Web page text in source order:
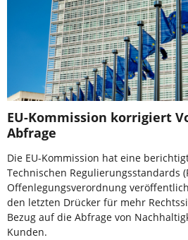
EU-Kommission korrigiert
Abfrage
Die EU-Kommission hat eine
Technischen Regulierungsstandards
Offenlegungsverordnung
den letzten Drücker für mehr
Bezug auf die Abfrage von
Kunden.